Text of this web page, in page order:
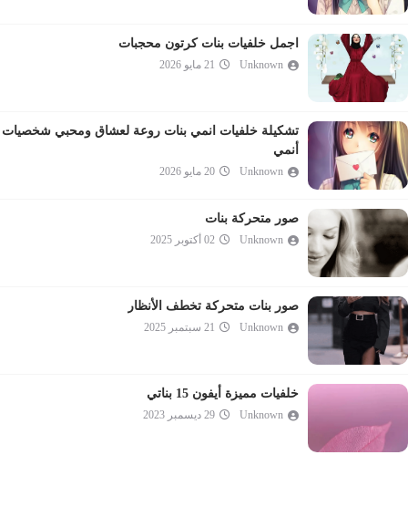
اجمل خلفيات بنات كرتون محجبات
Unknown 21 مايو 2026
تشكيلة خلفيات انمي بنات روعة لعشاق ومحبي شخصيات
أنمي
Unknown 20 مايو 2026
صور متحركة بنات
Unknown 02 أكتوبر 2025
صور بنات متحركة تخطف الأنظار
Unknown 21 سبتمبر 2025
خلفيات مميزة أيفون 15 بناتي
Unknown 29 ديسمبر 2023